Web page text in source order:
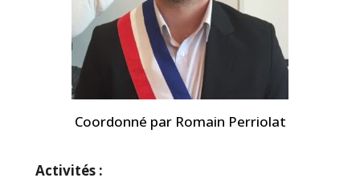
Coordonné par Romain Perriolat
Activités :